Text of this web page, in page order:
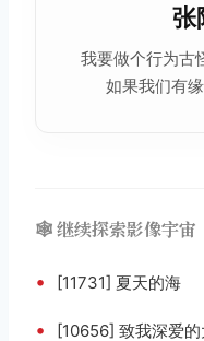
张
我要做个行为古
如果我们有
🕸️ 继续探索影像宇宙
• [11731] 夏天的海
• [10656] 致我深爱的